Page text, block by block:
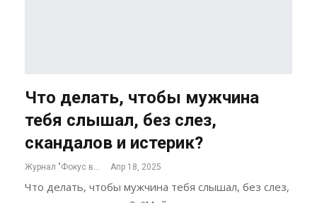
Что делать, чтобы мужчина
тебя слышал, без слез,
скандалов и истерик?
Журнал "Фокус внимания" Апр 18, 2025
Что делать, чтобы мужчина тебя слышал, без слез,